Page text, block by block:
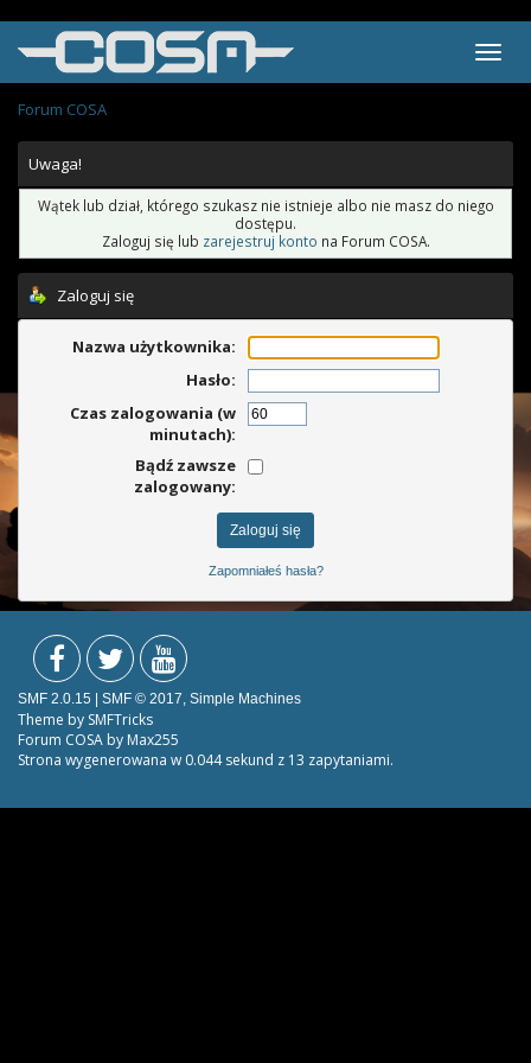
Forum COSA
Uwaga!
Wątek lub dział, którego szukasz nie istnieje albo nie masz do niego
dostępu.
Zaloguj się lub zarejestruj konto na Forum COSA.
Zaloguj się
Nazwa użytkownika:
Hasło:
Czas zalogowania (w
minutach):
Bądź zawsze
zalogowany:
Zapomniałeś hasła?
SMF 2.0.15 | SMF © 2017 Simple Machines
Theme by SMFTricks
Forum COSA by Max255
Strona wygenerowana w 0.044 sekund z 13 zapytaniami.